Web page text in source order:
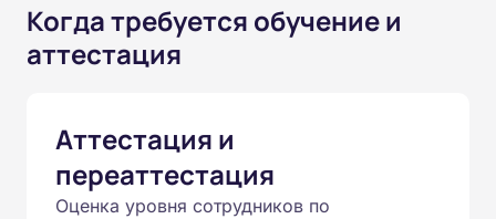
Когда требуется обучение и
аттестация
Аттестация и
переаттестация
Оценка уровня сотрудников по